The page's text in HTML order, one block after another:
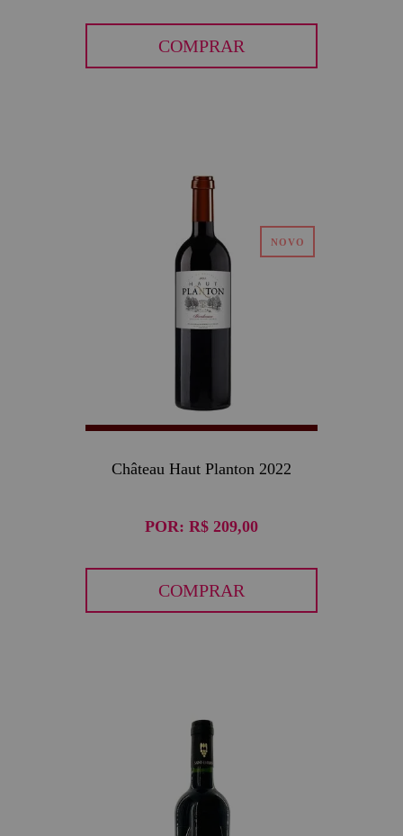
COMPRAR
Château Haut Planton 2022
POR: R$ 209,00
COMPRAR